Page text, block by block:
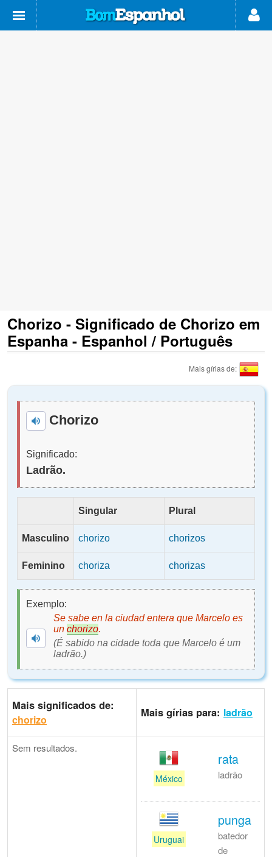
Chorizo - Significado de Chorizo em
Espanha - Espanhol / Português
Mais gírias de:
Chorizo
Significado:
Ladrão.
Singular Plural
Masculino chorizo chorizos
Feminino choriza chorizas
Exemplo:
Se sabe en la ciudad entera que Marcelo es
un chorizo.
(É sabido na cidade toda que Marcelo é um
ladrão.)
Mais significados de:
chorizo
Mais gírias para: ladrão
Sem resultados.
México
rata
ladrão
Uruguai
punga
batedor
de